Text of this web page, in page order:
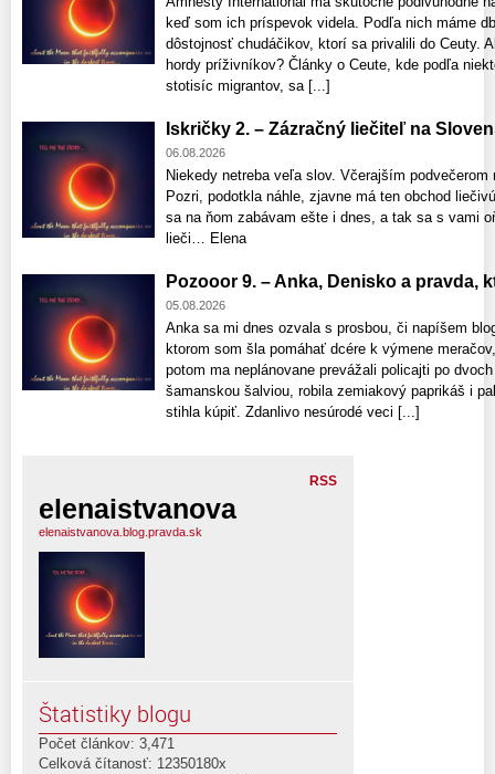
keď som ich príspevok videla. Podľa nich máme
dôstojnosť chudáčikov, ktorí sa privalili do Ceuty.
hordy príživníkov? Články o Ceute, kde podľa
stotisíc migrantov, sa [...]
Iskričky 2. – Zázračný liečiteľ na
06.08.2026
Niekedy netreba veľa slov. Včerajším
Pozri, podotkla náhle, zjavne má ten obchod
sa na ňom zabávam ešte i dnes, a tak sa s vami
lieči… Elena
Pozooor 9. – Anka, Denisko a pravda,
05.08.2026
Anka sa mi dnes ozvala s prosbou, či napíšem
ktorom som šla pomáhať dcére k výmene
potom ma neplánovane prevážali policajti po
šamanskou šalviou, robila zemiakový paprikáš i
stihla kúpiť. Zdanlivo nesúrodé veci [...]
RSS
elenaistvanova
elenaistvanova.blog.pravda.sk
Štatistiky blogu
Počet článkov: 3,471
Celková čítanosť: 12350180x